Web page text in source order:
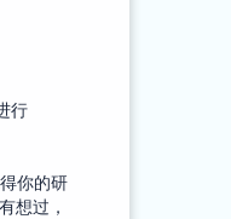
行
你的研
想过，